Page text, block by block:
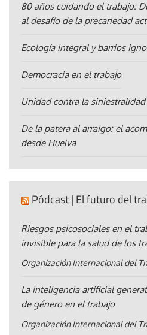
80 años cuidando el trabajo:
al desafío de la precariedad
Ecología integral y barrios
Democracia en el trabajo
Unidad contra la
De la patera al arraigo: el
desde Huelva
Pódcast | El futuro del
Riesgos psicosociales en el
invisible para la salud de los
Organización Internacional del
La inteligencia artificial
de género en el trabajo
Organización Internacional del